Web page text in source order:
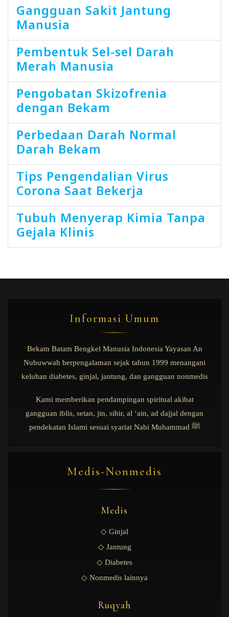
Gangguan Sakit Jantung
Manusia
Pembentuk Sel-sel Darah
Merah Manusia
Pengobatan Skizofrenia
dengan Bekam
Perbedaan Darah Normal
Darah Bekam
Tips Pengendalian Virus
Corona Saat Bekerja
Tubuh Menyerap Kimia Tanpa
Gejala Klinis
Informasi Umum
Bekam Batam Bengkel Manusia Indonesia Yayasan An
Nubuwwah berpengalaman sejak tahun 1999 menangani
keluhan diabetes, ginjal, jantung, dan gangguan nonmedis
Kami memberikan pendampingan spiritual akibat
gangguan iblis, setan, jin, sihir, al ‘ain, ad dajjal dengan
pendekatan Islami sesuai syariat Nabi Muhammad ﷺ
Medis-Nonmedis
Medis
◇ Ginjal
◇ Jantung
◇ Diabetes
◇ Nonmedis lainnya
Ruqyah